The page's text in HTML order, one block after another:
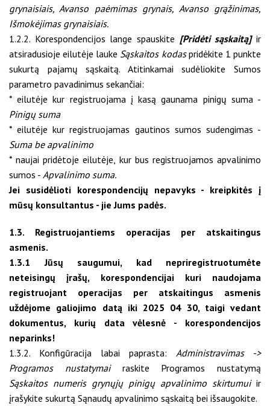
grynaisiais, Avanso paėmimas grynais, Avanso grąžinimas,
Išmokėjimas grynaisiais.
1.2.2. Korespondencijos lange spauskite [Pridėti sąskaitą] ir
atsiradusioje eilutėje lauke Sąskaitos kodaspridėkite 1 punkte
sukurtą pajamų sąskaitą. Atitinkamai sudėliokite Sumos
parametro pavadinimus sekančiai:
* eilutėje kur registruojama į kasą gaunama pinigų suma -
Pinigų suma
* eilutėje kur registruojamas gautinos sumos sudengimas -
Suma be apvalinimo
* naujai pridėtoje eilutėje, kur bus registruojamos apvalinimo
sumos - Apvalinimo suma.
Jei susidėlioti korespondencijų nepavyks - kreipkitės į
mūsų konsultantus - jie Jums padės.
1.3. Registruojantiems operacijas per atskaitingus
asmenis.
1.3.1 Jūsų saugumui, kad nepriregistruotumėte
neteisingų įrašų, korespondencijai kuri naudojama
registruojant operacijas per atskaitingus asmenis
uždėjome galiojimo datą iki 2025 04 30, taigi vedant
dokumentus, kurių data vėlesnė - korespondencijos
neparinks!
1.3.2. Konfigūracija labai paprasta: Administravimas ->
Programos nustatymairaskite Programos nustatymą
Sąskaitos numeris grynųjų pinigų apvalinimo skirtumuiir
įrašykite sukurtą Sąnaudų apvalinimo sąskaitą bei išsaugokite.